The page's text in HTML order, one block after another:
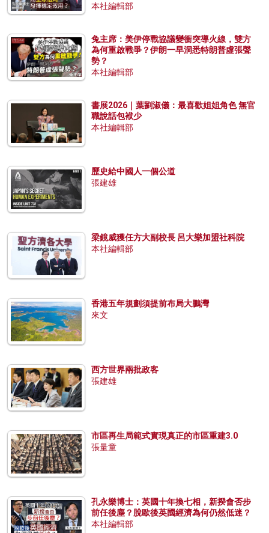
本社編輯部
兔主席：美伊停戰協議變衝突導火線，雙方
為何重啟戰爭？伊朗一早洞悉特朗普虛張聲
勢？
本社編輯部
書展2026｜葉劉淑儀：最喜歡姐姐角色 無官
職說話包袱少
本社編輯部
歷史給中國人一個公道
張建雄
梁鏡威獲任方大副校長 呂大樂加盟社科院
本社編輯部
香港五年規劃須提前布局大鵬灣
來文
西方世界兩批政客
張建雄
市區再生局範式實現真正的市區重建3.0
張量童
孔永樂博士：英國十年換七相，新揆會否步
前任後塵？脫歐後英國經濟為何仍然低迷？
本社編輯部